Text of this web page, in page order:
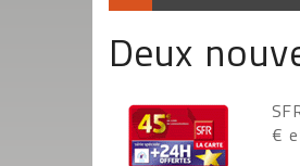
Deux
€